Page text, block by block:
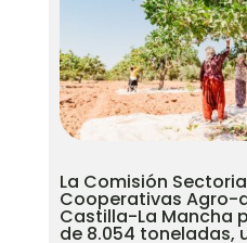
La Comisión
Cooperativas Agro-
Castilla-La Mancha
de 8.054 toneladas,